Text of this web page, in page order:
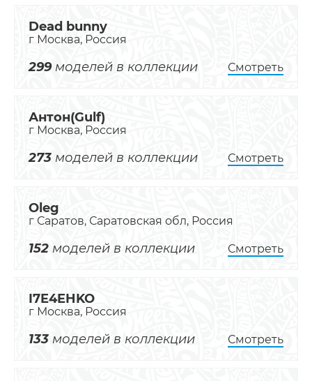
Dead bunny
г Москва, Россия
299моделей в коллекции Смотреть
Антон(Gulf)
г Москва, Россия
273 моделей в коллекции Смотреть
Oleg
г Саратов, Саратовская обл, Россия
152 моделей в коллекции Смотреть
I7E4EHKO
г Москва, Россия
133 моделей в коллекции Смотреть